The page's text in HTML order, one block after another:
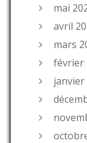
mai
avril
mars
février
janvier